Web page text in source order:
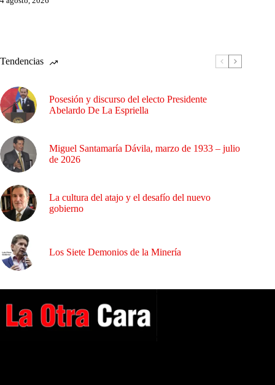
Tendencias
Posesión y discurso del electo Presidente
Abelardo De La Espriella
Miguel Santamaría Dávila, marzo de 1933 – julio
de 2026
La cultura del atajo y el desafío del nuevo
gobierno
Los Siete Demonios de la Minería